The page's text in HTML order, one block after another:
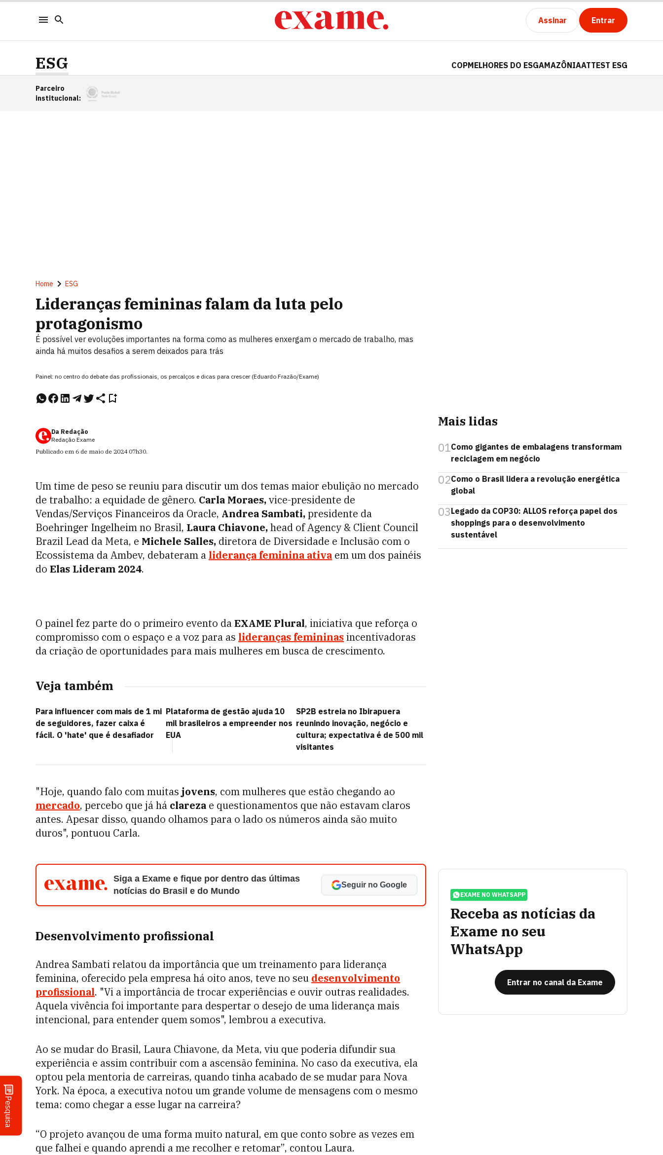
Assinar Entrar
Pesquisa
ESG COPMELHORES DO ESGAMAZÔNIAATTEST ESG
Parceiro
institucional:
Home ESG
Lideranças femininas falam da luta pelo
protagonismo
É possível ver evoluções importantes na forma como as mulheres enxergam o mercado de trabalho, mas
ainda há muitos desafios a serem deixados para trás
Painel: no centro do debate das profissionais, os percalços e dicas para crescer (Eduardo Frazão/Exame)
Da Redação
Redação Exame
Publicado em 6 de maio de 2024 07h30.
Um time de peso se reuniu para discutir um dos temas maior ebulição no mercado
de trabalho: a equidade de gênero. Carla Moraes,vice-presidente de
Vendas/Serviços Financeiros da Oracle, Andrea Sambati,presidente da
Boehringer Ingelheim no Brasil, Laura Chiavone,head of Agency & Client Council
Brazil Lead da Meta, e Michele Salles, diretora de Diversidade e Inclusão com o
Ecossistema da Ambev, debateram a liderança feminina ativa em um dos painéis
do Elas Lideram 2024.
O painel fez parte do o primeiro evento daEXAME Plural, iniciativa que reforça o
compromisso com o espaço e a voz para as lideranças femininasincentivadoras
da criação de oportunidades para mais mulheres em busca de crescimento.
Veja também
Para influencer com mais de 1 mi
de seguidores, fazer caixa é
fácil. O 'hate' que é desafiador
Plataforma de gestão ajuda 10
mil brasileiros a empreender nos
EUA
SP2B estreia no Ibirapuera
reunindo inovação, negócio e
cultura; expectativa é de 500 mil
visitantes
"Hoje, quando falo com muitas jovens, com mulheres que estão chegando ao
mercado, percebo que já há clareza e questionamentos que não estavam claros
antes. Apesar disso, quando olhamos para o lado os números ainda são muito
duros", pontuou Carla.
Siga a Exame e fique por dentro das últimas
notícias do Brasil e do Mundo
Seguir no Google
Desenvolvimento profissional
Andrea Sambati relatou da importância que um treinamento para liderança
feminina, oferecido pela empresa há oito anos, teve no seu desenvolvimento
profissional. "Vi a importância de trocar experiências e ouvir outras realidades.
Aquela vivência foi importante para despertar o desejo de uma liderança mais
intencional, para entender quem somos", lembrou a executiva.
Ao se mudar do Brasil, Laura Chiavone, da Meta, viu que poderia difundir sua
experiência e assim contribuir com a ascensão feminina. No caso da executiva, ela
optou pela mentoria de carreiras, quando tinha acabado de se mudar para Nova
York. Na época, a executiva notou um grande volume de mensagens com o mesmo
tema: como chegar a esse lugar na carreira?
“O projeto avançou de uma forma muito natural, em que conto sobre as vezes em
que falhei e quando aprendi a me recolher e retomar”, contou Laura.
Mais lidas
01Como gigantes de embalagens transformam
reciclagem em negócio
02Como o Brasil lidera a revolução energética
global
03Legado da COP30: ALLOS reforça papel dos
shoppings para o desenvolvimento
sustentável
EXAME NO WHATSAPP
Receba as notícias da
Exame no seu
WhatsApp
Entrar no canal da Exame